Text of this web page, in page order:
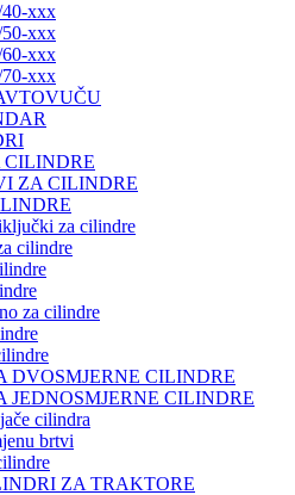
xxx
xxx
xxx
xxx
CILINDRE
ZA CILINDRE
za cilindre
cilindre
za cilindre
DVOSMJERNE CILINDRE
JEDNOSMJERNE CILINDRE
cilindra
brtvi
ZA TRAKTORE